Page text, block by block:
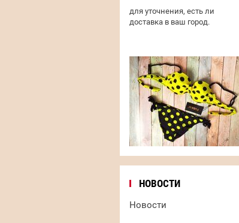
для уточнения, есть ли
доставка в ваш город.
НОВОСТИ
Новости